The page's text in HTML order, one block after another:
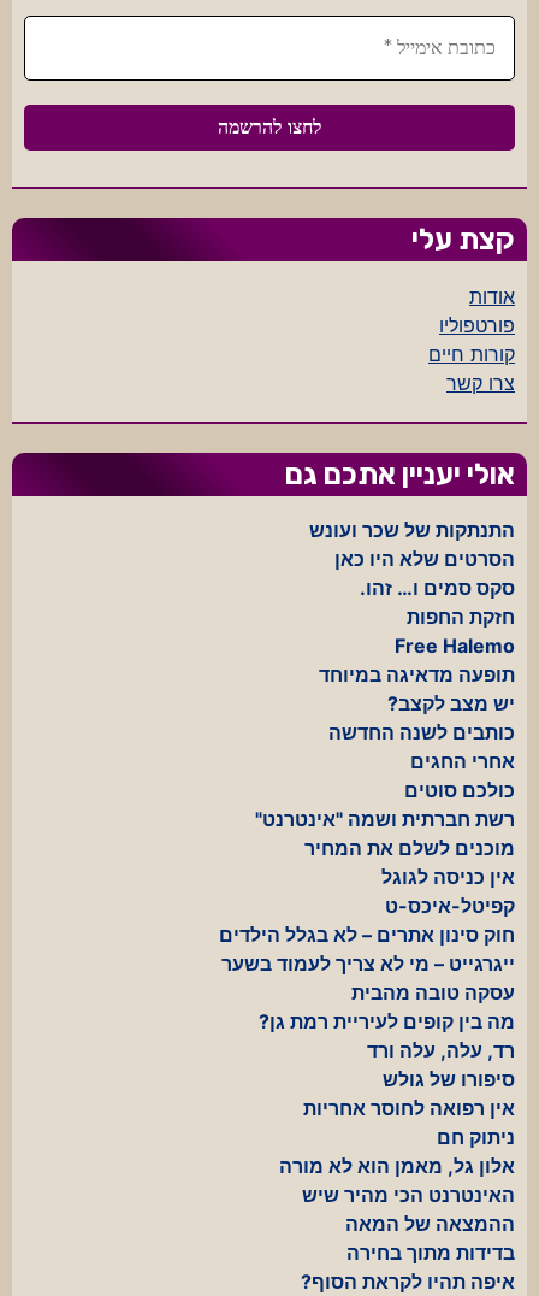
קצת עלי
אודות
פורטפוליו
קורות חיים
צרו קשר
אולי יעניין אתכם גם
התנתקות של שכר ועונש
הסרטים שלא היו כאן
סקס סמים ו… זהו.
חזקת החפות
Free Halemo
תופעה מדאיגה במיוחד
יש מצב לקצב?
כותבים לשנה החדשה
אחרי החגים
כולכם סוטים
רשת חברתית ושמה "אינטרנט"
מוכנים לשלם את המחיר
אין כניסה לגוגל
קפיטל-איכס-ט
חוק סינון אתרים – לא בגלל הילדים
ייגרגייט – מי לא צריך לעמוד בשער
עסקה טובה מהבית
מה בין קופים לעיריית רמת גן?
רד, עלה, עלה ורד
סיפורו של גולש
אין רפואה לחוסר אחריות
ניתוק חם
אלון גל, מאמן הוא לא מורה
האינטרנט הכי מהיר שיש
ההמצאה של המאה
בדידות מתוך בחירה
איפה תהיו לקראת הסוף?